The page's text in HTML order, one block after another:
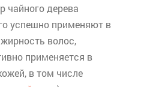
чайного дерева
успешно применяют в
волос,
применяется в
в том числе